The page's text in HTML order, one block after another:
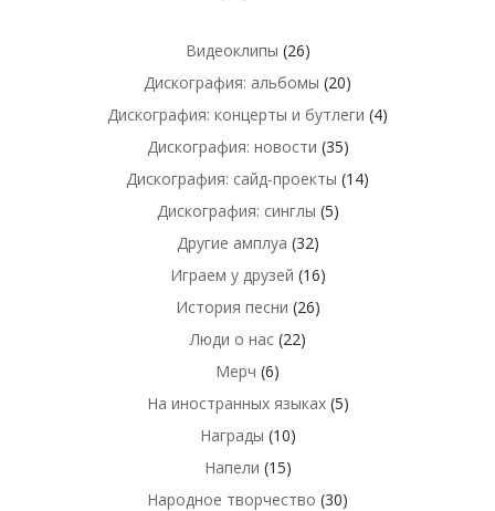
Видеоклипы (26)
Дискография: альбомы (20)
Дискография: концерты и бутлеги (4)
Дискография: новости (35)
Дискография: сайд-проекты (14)
Дискография: синглы (5)
Другие амплуа (32)
Играем у друзей (16)
История песни (26)
Люди о нас(22)
Мерч (6)
На иностранных языках(5)
Награды (10)
Напели (15)
Народное творчество (30)